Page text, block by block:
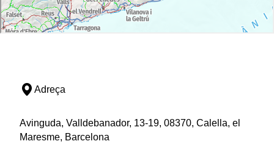
Adreça
Avinguda, Valldebanador, 13-19, 08370, Calella, el
Maresme, Barcelona